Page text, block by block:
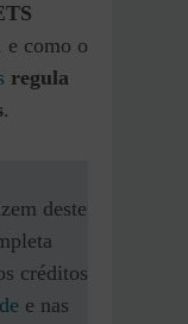
e como o
regula
.
deste
créditos
e nas